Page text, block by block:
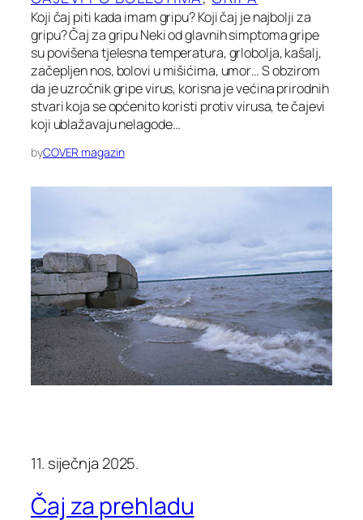
Koji čaj piti kada imam gripu? Koji čaj je najbolji za
gripu? Čaj za gripu Neki od glavnih simptoma gripe
su povišena tjelesna temperatura, grlobolja, kašalj,
začepljen nos, bolovi u mišićima, umor… S obzirom
da je uzročnik gripe virus, korisna je većina prirodnih
stvari koja se općenito koristi protiv virusa, te čajevi
koji ublažavaju nelagode…
byCOVER magazin
11. siječnja 2025.
Čaj za prehladu